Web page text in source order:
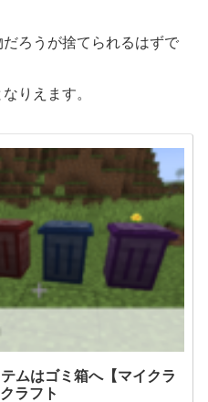
ろうが捨てられるはずで
りえます。
ムはゴミ箱へ【マイクラ
ラフト